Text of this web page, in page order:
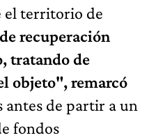
el territorio de
recuperación
tratando de
objeto", remarcó
antes de partir a un
fondos